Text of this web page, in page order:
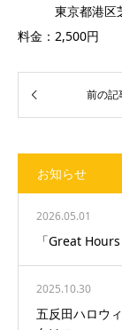
東京都港区芝
料金：2,500円
お知らせ
2026.05.01
「Great
2025.10.30
五反田ハロウ